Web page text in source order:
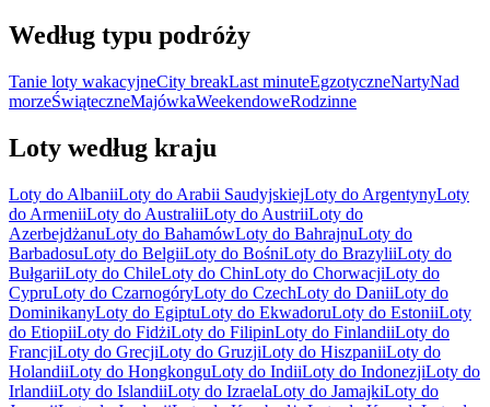
Według typu podróży
Tanie loty wakacyjneCity breakLast minuteEgzotyczneNartyNad
morzeŚwiąteczneMajówkaWeekendoweRodzinne
Loty według kraju
Loty do AlbaniiLoty do Arabii SaudyjskiejLoty do ArgentynyLoty
do ArmeniiLoty do AustraliiLoty do AustriiLoty do
AzerbejdżanuLoty do BahamówLoty do BahrajnuLoty do
BarbadosuLoty do BelgiiLoty do BośniLoty do BrazyliiLoty do
BułgariiLoty do ChileLoty do ChinLoty do ChorwacjiLoty do
CypruLoty do CzarnogóryLoty do CzechLoty do DaniiLoty do
DominikanyLoty do EgiptuLoty do EkwadoruLoty do EstoniiLoty
do EtiopiiLoty do FidżiLoty do FilipinLoty do FinlandiiLoty do
FrancjiLoty do GrecjiLoty do GruzjiLoty do HiszpaniiLoty do
HolandiiLoty do HongkonguLoty do IndiiLoty do IndonezjiLoty do
IrlandiiLoty do IslandiiLoty do IzraelaLoty do JamajkiLoty do